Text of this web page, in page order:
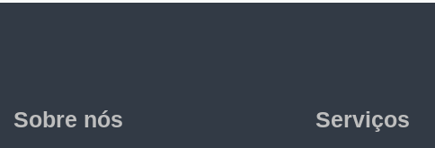
Sobre nós Serviços